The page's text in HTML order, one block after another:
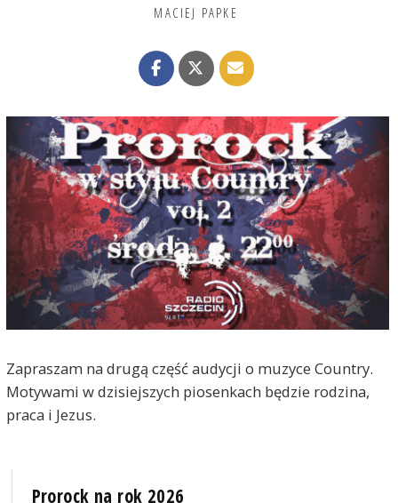
MACIEJ PAPKE
Zapraszam na drugą część audycji o muzyce Country.
Motywami w dzisiejszych piosenkach będzie rodzina,
praca i Jezus.
Prorock na rok 2026